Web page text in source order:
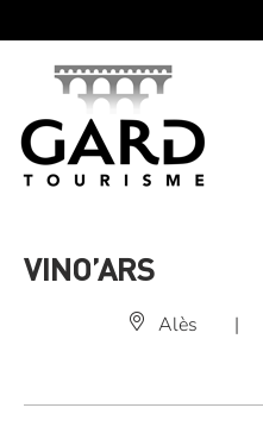
VINO’ARS
Alès |